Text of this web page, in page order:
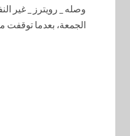
وصله _ رويترز _ غير
الجمعة، بعدما